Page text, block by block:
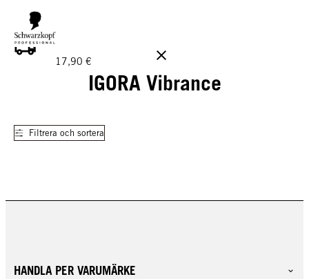
GRATIS LEVERANS PÅ BESTÄLLNINGAR ÖVER 160 €!
17,90 €
IGORA Vibrance
Filtrera och sortera
HANDLA PER VARUMÄRKE